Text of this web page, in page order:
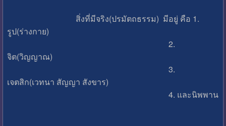
สิ่งที่มีจริง(ปรมัตถธรรม) มีอยู่ คือ 1.
รูป(ร่างกาย)
2.
จิต(วิญญาณ)
3.
เจตสิก(เวทนา สัญญา สังขาร)
4. และนิพพาน